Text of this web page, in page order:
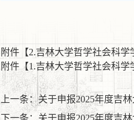
附件【2.吉林大学哲学社会科
附件【1.吉林大学哲学社会科学
上一条：关于申报2025年度吉
下一条：关于申报2025年度吉